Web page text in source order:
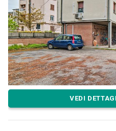
VEDI